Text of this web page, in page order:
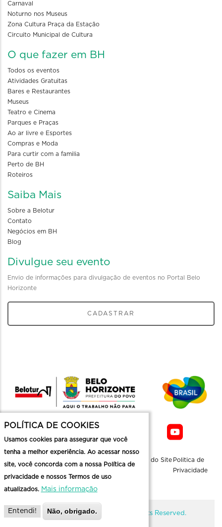
Carnaval
Noturno nos Museus
Zona Cultura Praça da Estação
Circuito Municipal de Cultura
O que fazer em BH
Todos os eventos
Atividades Gratuitas
Bares e Restaurantes
Museus
Teatro e Cinema
Parques e Praças
Ao ar livre e Esportes
Compras e Moda
Para curtir com a familia
Perto de BH
Roteiros
Saiba Mais
Sobre a Belotur
Contato
Negócios em BH
Blog
Divulgue seu evento
Envio de informações para divulgação de eventos no Portal Belo
Horizonte
CADASTRAR
Mapa do Site Politica de
Privacidade
@ Copyright Belotur 2026. All Rights Reserved.
POLÍTICA DE COOKIES
Usamos cookies para assegurar que você
tenha a melhor experiência. Ao acessar nosso
site, você concorda com a nossa Política de
privacidade e nossos Termos de uso
atualizados. Mais informação
Entendi! Não, obrigado.